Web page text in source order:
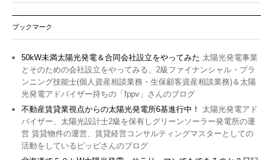
ブックマーク
50kW未満太陽光発電＆合同会社設立をやってみた 太陽光発電事業
とそのための会社設立をやってみる、2級ファイナンシャル・プラ
ンニング技能士(個人資産相談業務・生保顧客資産相談業務)＆太陽
光発電アドバイザー持ちの「fppv」さんのブログ
不動産賃貸業視点からの太陽光発電所6基進行中！
太陽光発電アド
バイザー、太陽光設計士2級を保有しグリーンソーラー発電所の運
営 賃貸物件の運営、賃貸経営コンサルティングマスターとしての
活動をしているピッピさんのブログ